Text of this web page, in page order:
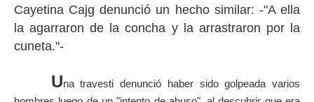
Cayetina Cajg denunció un hecho similar: -"A ella
la agarraron de la concha y la arrastraron por la
cuneta."-
Una travesti denunció haber sido golpeada varios